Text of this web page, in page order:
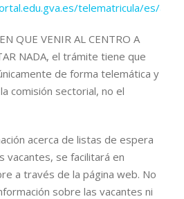
telematricula/es/
QUE VENIR AL CENTRO A
NADA, el trámite tiene que
de forma telemática y
comisión sectorial, no el
acerca de listas de espera
vacantes, se facilitará en
a través de la página web. No
sobre las vacantes ni